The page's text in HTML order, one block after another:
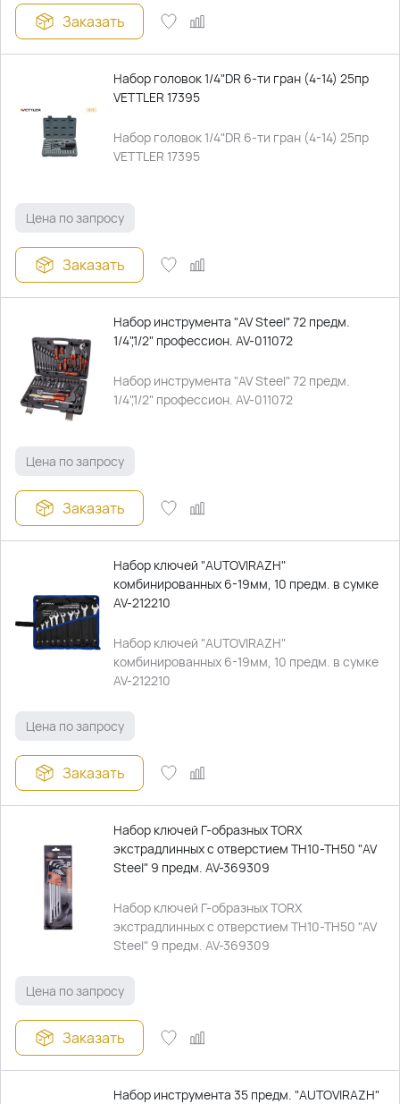
Заказать
Набор головок 1/4"DR 6-ти гран (4-14) 25пр
VETTLER 17395
Набор головок 1/4"DR 6-ти гран (4-14) 25пр
VETTLER 17395
Цена по запросу
Заказать
Набор инструмента "AV Steel" 72 предм.
1/4",1/2" профессион. AV-011072
Набор инструмента "AV Steel" 72 предм.
1/4",1/2" профессион. AV-011072
Цена по запросу
Заказать
Набор ключей "AUTOVIRAZH"
комбинированных 6-19мм, 10 предм. в сумке
AV-212210
Набор ключей "AUTOVIRAZH"
комбинированных 6-19мм, 10 предм. в сумке
AV-212210
Цена по запросу
Заказать
Набор ключей Г-образных TORX
экстрадлинных с отверстием TH10-TH50 "AV
Steel" 9 предм. AV-369309
Набор ключей Г-образных TORX
экстрадлинных с отверстием TH10-TH50 "AV
Steel" 9 предм. AV-369309
Цена по запросу
Заказать
Набор инструмента 35 предм. "AUTOVIRAZH"